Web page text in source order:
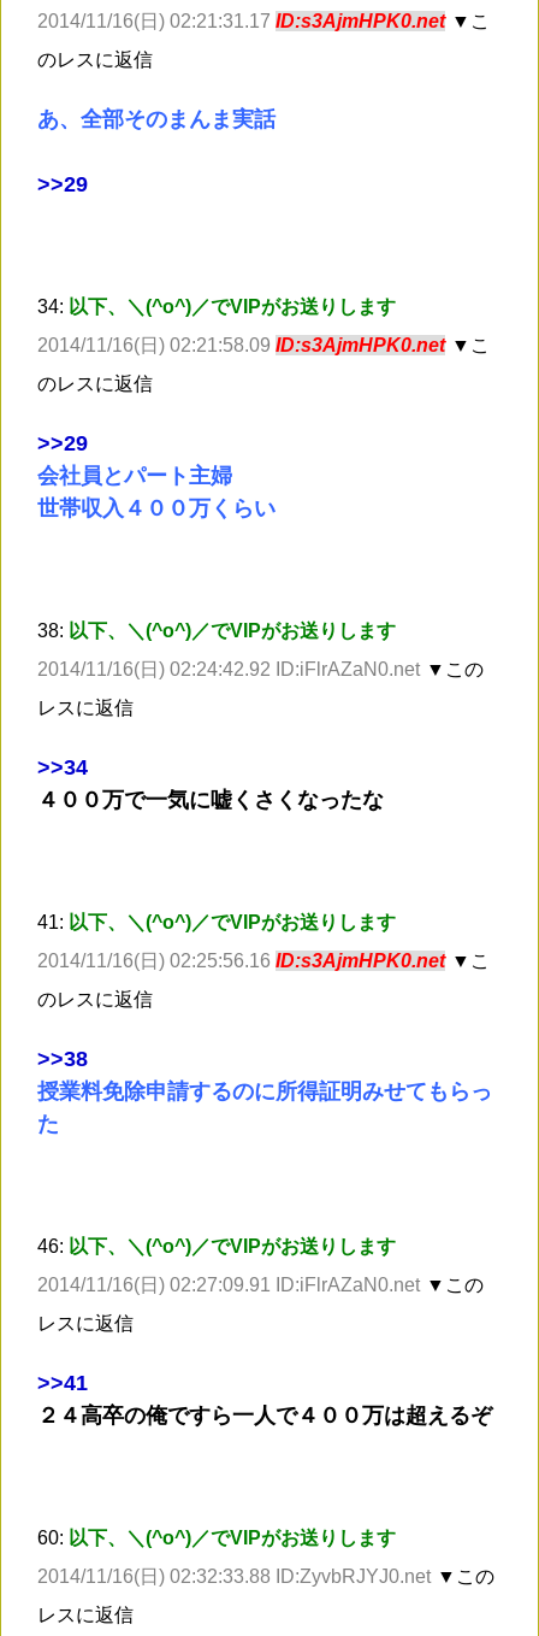
2014/11/16(日) 02:21:31.17 ID:s3AjmHPK0.net ▼こ
のレスに返信
あ、全部そのまんま実話
>>29
34: 以下、＼(^o^)／でVIPがお送りします
2014/11/16(日) 02:21:58.09 ID:s3AjmHPK0.net ▼こ
のレスに返信
>>29
会社員とパート主婦
世帯収入４００万くらい
38: 以下、＼(^o^)／でVIPがお送りします
2014/11/16(日) 02:24:42.92 ID:iFlrAZaN0.net ▼この
レスに返信
>>34
４００万で一気に嘘くさくなったな
41: 以下、＼(^o^)／でVIPがお送りします
2014/11/16(日) 02:25:56.16 ID:s3AjmHPK0.net ▼こ
のレスに返信
>>38
授業料免除申請するのに所得証明みせてもらっ
た
46: 以下、＼(^o^)／でVIPがお送りします
2014/11/16(日) 02:27:09.91 ID:iFlrAZaN0.net ▼この
レスに返信
>>41
２４高卒の俺ですら一人で４００万は超えるぞ
60: 以下、＼(^o^)／でVIPがお送りします
2014/11/16(日) 02:32:33.88 ID:ZyvbRJYJ0.net ▼この
レスに返信